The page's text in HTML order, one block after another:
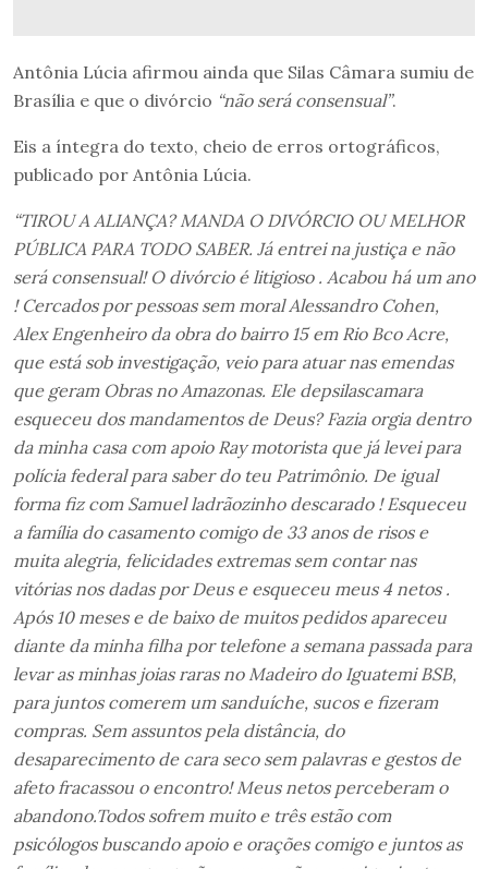
Antônia Lúcia afirmou ainda que Silas Câmara sumiu de
Brasília e que o divórcio “não será consensual”.
Eis a íntegra do texto, cheio de erros ortográficos,
publicado por Antônia Lúcia.
“TIROU A ALIANÇA? MANDA O DIVÓRCIO OU MELHOR
PÚBLICA PARA TODO SABER. Já entrei na justiça e não
será consensual! O divórcio é litigioso . Acabou há um ano
! Cercados por pessoas sem moral Alessandro Cohen,
Alex Engenheiro da obra do bairro 15 em Rio Bco Acre,
que está sob investigação, veio para atuar nas emendas
que geram Obras no Amazonas. Ele depsilascamara
esqueceu dos mandamentos de Deus? Fazia orgia dentro
da minha casa com apoio Ray motorista que já levei para
polícia federal para saber do teu Patrimônio. De igual
forma fiz com Samuel ladrãozinho descarado ! Esqueceu
a família do casamento comigo de 33 anos de risos e
muita alegria, felicidades extremas sem contar nas
vitórias nos dadas por Deus e esqueceu meus 4 netos .
Após 10 meses e de baixo de muitos pedidos apareceu
diante da minha filha por telefone a semana passada para
levar as minhas joias raras no Madeiro do Iguatemi BSB,
para juntos comerem um sanduíche, sucos e fizeram
compras. Sem assuntos pela distância, do
desaparecimento de cara seco sem palavras e gestos de
afeto fracassou o encontro! Meus netos perceberam o
abandono.Todos sofrem muito e três estão com
psicólogos buscando apoio e orações comigo e juntos as